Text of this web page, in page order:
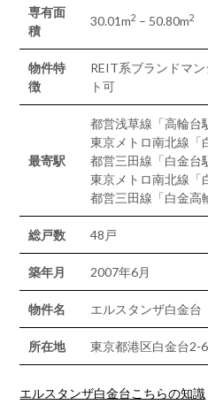
専有面
積
30.01m2 – 50.80m2
物件特
徴
REIT系ブランドマ
ト可
最寄駅
都営浅草線「高輪台
東京メトロ南北線「
都営三田線「白金台
東京メトロ南北線「
都営三田線「白金高
総戸数 48戸
築年月 2007年6月
物件名 エルスタンザ白金台
所在地 東京都港区白金台2-
エルスタンザ白金台こちらの知識